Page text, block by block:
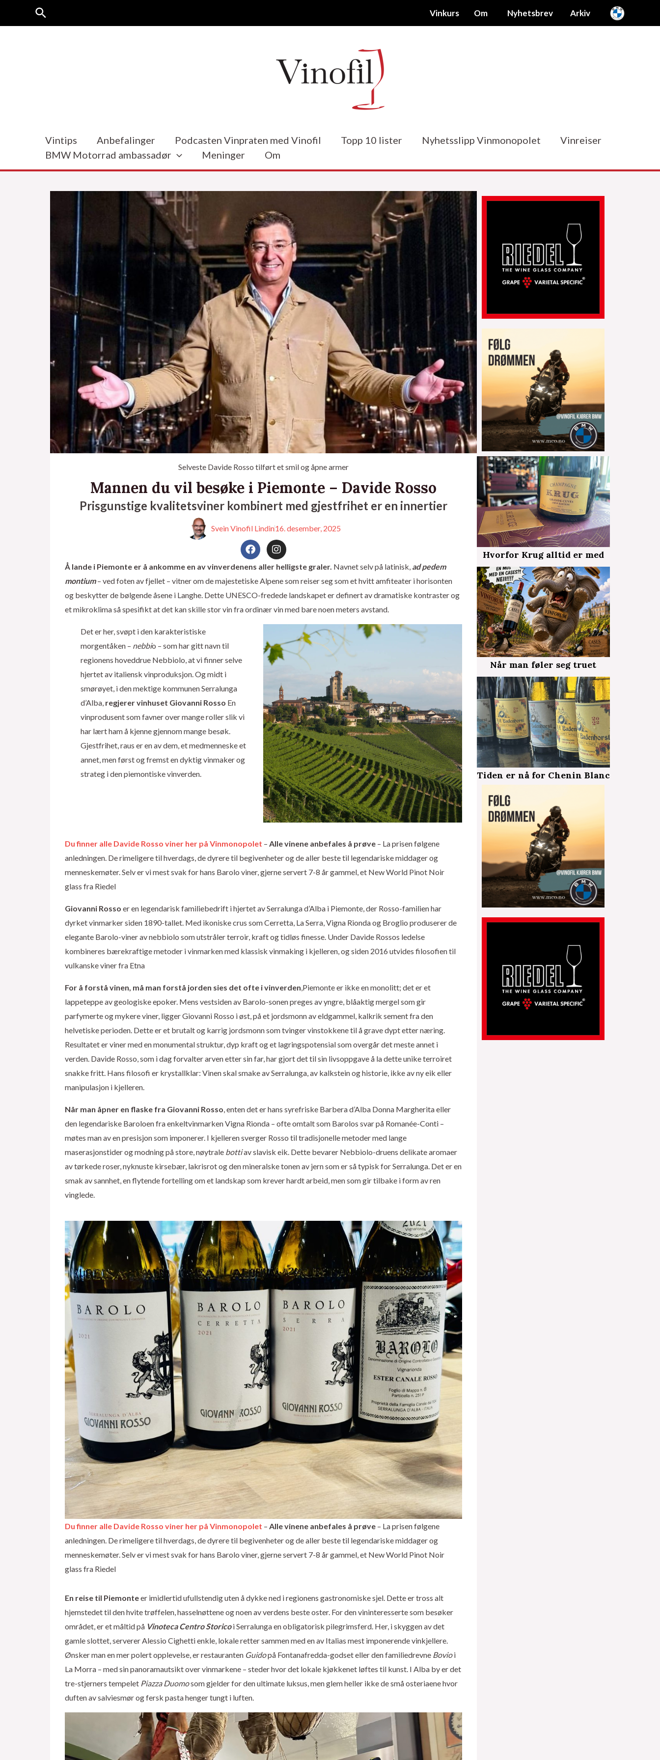
Søk Vinkurs Om Nyhetsbrev Arkiv
Vintips Anbefalinger Podcasten Vinpraten med Vinofil Topp 10 lister Nyhetsslipp Vinmonopolet
Vinreiser
BMW Motorrad ambassadør
Meninger Om
Selveste Davide Rosso tilført et smil og åpne armer
Mannen du vil besøke i Piemonte – Davide Rosso
Prisgunstige kvalitetsviner kombinert med gjestfrihet er en innertier
Svein Vinofil Lindin16. desember, 2025
F
a
c
e
b
o
k
I
n
s
t
a
g
a
m
Å lande i Piemonte er å ankomme en av vinverdenens aller helligste graler. Navnet selv på latinisk, ad pedem
montium – ved foten av fjellet – vitner om de majestetiske Alpene som reiser seg som et hvitt amfiteater i horisonten
og beskytter de bølgende åsene i Langhe. Dette UNESCO-fredede landskapet er definert av dramatiske kontraster og
et mikroklima så spesifikt at det kan skille stor vin fra ordinær vin med bare noen meters avstand.
Det er her, svøpt i den karakteristiske
morgentåken – nebbio – som har gitt navn til
regionens hoveddrue Nebbiolo, at vi finner selve
hjertet av italiensk vinproduksjon. Og midt i
smørøyet, i den mektige kommunen Serralunga
d’Alba, regjerer vinhuset Giovanni Rosso En
vinprodusent som favner over mange roller slik vi
har lært ham å kjenne gjennom mange besøk.
Gjestfrihet, raus er en av dem, et medmenneske et
annet, men først og fremst en dyktig vinmaker og
strateg i den piemontiske vinverden.
Du finner alle Davide Rosso viner her på Vinmonopolet – Alle vinene anbefales å prøve – La prisen følgene
anledningen. De rimeligere til hverdags, de dyrere til begivenheter og de aller beste til legendariske middager og
menneskemøter. Selv er vi mest svak for hans Barolo viner, gjerne servert 7-8 år gammel, et New World Pinot Noir
glass fra Riedel
Giovanni Rosso er en legendarisk familiebedrift i hjertet av Serralunga d’Alba i Piemonte, der Rosso-familien har
dyrket vinmarker siden 1890-tallet. Med ikoniske crus som Cerretta, La Serra, Vigna Rionda og Broglio produserer de
elegante Barolo-viner av nebbiolo som utstråler terroir, kraft og tidløs finesse. Under Davide Rossos ledelse
kombineres bærekraftige metoder i vinmarken med klassisk vinmaking i kjelleren, og siden 2016 utvides filosofien til
vulkanske viner fra Etna
For å forstå vinen, må man forstå jorden sies det ofte i vinverden,Piemonte er ikke en monolitt; det er et
lappeteppe av geologiske epoker. Mens vestsiden av Barolo-sonen preges av yngre, blåaktig mergel som gir
parfymerte og mykere viner, ligger Giovanni Rosso i øst, på et jordsmonn av eldgammel, kalkrik sement fra den
helvetiske perioden. Dette er et brutalt og karrig jordsmonn som tvinger vinstokkene til å grave dypt etter næring.
Resultatet er viner med en monumental struktur, dyp kraft og et lagringspotensial som overgår det meste annet i
verden. Davide Rosso, som i dag forvalter arven etter sin far, har gjort det til sin livsoppgave å la dette unike terroiret
snakke fritt. Hans filosofi er krystallklar: Vinen skal smake av Serralunga, av kalkstein og historie, ikke av ny eik eller
manipulasjon i kjelleren.
Når man åpner en flaske fra Giovanni Rosso, enten det er hans syrefriske Barbera d’Alba Donna Margherita eller
den legendariske Baroloen fra enkeltvinmarken Vigna Rionda – ofte omtalt som Barolos svar på Romanée-Conti –
møtes man av en presisjon som imponerer. I kjelleren sverger Rosso til tradisjonelle metoder med lange
maserasjonstider og modning på store, nøytrale bottiav slavisk eik. Dette bevarer Nebbiolo-druens delikate aromaer
av tørkede roser, nyknuste kirsebær, lakrisrot og den mineralske tonen av jern som er så typisk for Serralunga. Det er en
smak av sannhet, en flytende fortelling om et landskap som krever hardt arbeid, men som gir tilbake i form av ren
vinglede.
Du finner alle Davide Rosso viner her på Vinmonopolet – Alle vinene anbefales å prøve – La prisen følgene
anledningen. De rimeligere til hverdags, de dyrere til begivenheter og de aller beste til legendariske middager og
menneskemøter. Selv er vi mest svak for hans Barolo viner, gjerne servert 7-8 år gammel, et New World Pinot Noir
glass fra Riedel
En reise til Piemonteer imidlertid ufullstendig uten å dykke ned i regionens gastronomiske sjel. Dette er tross alt
hjemstedet til den hvite trøffelen, hasselnøttene og noen av verdens beste oster. For den vininteresserte som besøker
området, er et måltid på Vinoteca Centro Storicoi Serralunga en obligatorisk pilegrimsferd. Her, i skyggen av det
gamle slottet, serverer Alessio Cighetti enkle, lokale retter sammen med en av Italias mest imponerende vinkjellere.
Ønsker man en mer polert opplevelse, er restauranten Guidopå Fontanafredda-godset eller den familiedrevne Bovioi
La Morra – med sin panoramautsikt over vinmarkene – steder hvor det lokale kjøkkenet løftes til kunst. I Alba by er det
tre-stjerners tempelet Piazza Duomosom gjelder for den ultimate luksus, men glem heller ikke de små osteriaene hvor
duften av salviesmør og fersk pasta henger tungt i luften.
Hvorfor Krug alltid er med
Når man føler seg truet
Tiden er nå for Chenin Blanc